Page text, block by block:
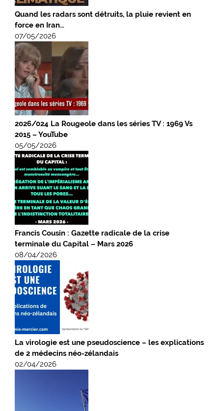
Quand les radars sont détruits, la pluie revient en
force en Iran…
07/05/2026
2026/024 La Rougeole dans les séries TV : 1969 Vs
2015 – YouTube
05/05/2026
Francis Cousin : Gazette radicale de la crise
terminale du Capital – Mars 2026
08/04/2026
La virologie est une pseudoscience – les explications
de 2 médecins néo-zélandais
02/04/2026